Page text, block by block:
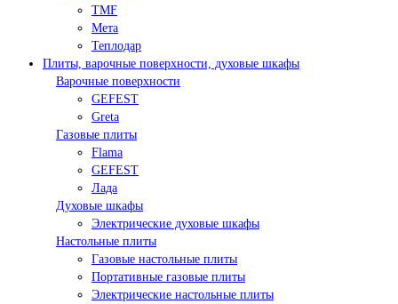
TMF
Мета
Теплодар
Плиты, варочные поверхности, духовые шкафы
Варочные поверхности
GEFEST
Greta
Газовые плиты
Flama
GEFEST
Лада
Духовые шкафы
Электрические духовые шкафы
Настольные плиты
Газовые настольные плиты
Портативные газовые плиты
Электрические настольные плиты